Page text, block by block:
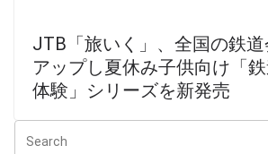
JTB「旅いく」、全国の鉄道
アップし夏休み子供向け「
体験」シリーズを新発売